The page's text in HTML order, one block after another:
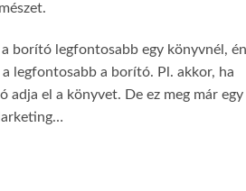
borító legfontosabb egy könyvnél, én
legfontosabb a borító. Pl. akkor, ha
el a könyvet. De ez meg már egy